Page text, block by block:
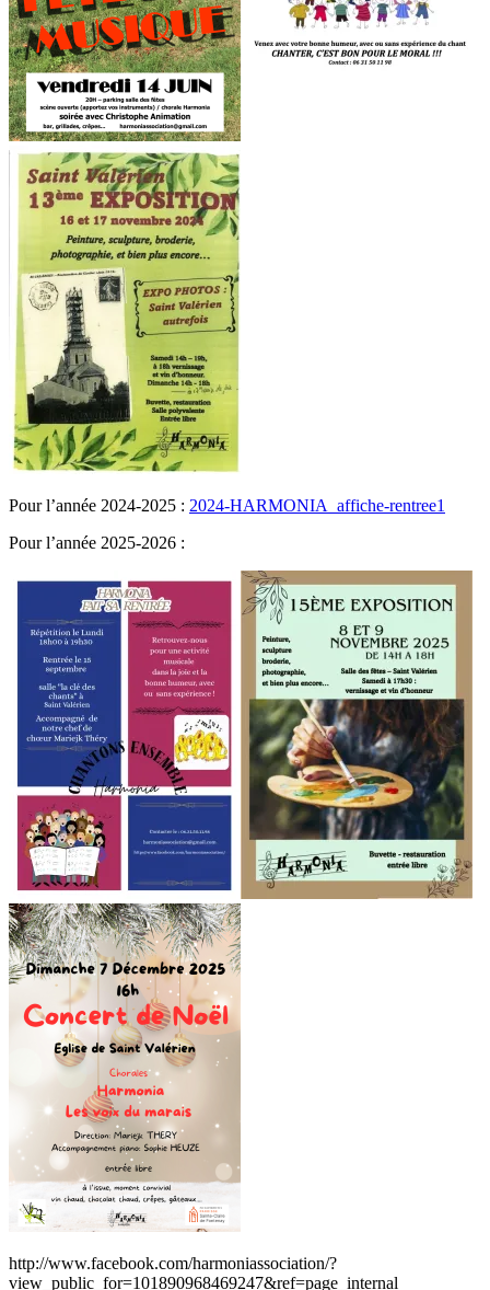
Pour l’année 2024-2025 : 2024-HARMONIA_affiche-rentree1
Pour l’année 2025-2026 :
http://www.facebook.com/harmoniassociation/?
view_public_for=101890968469247&ref=page_internal‌